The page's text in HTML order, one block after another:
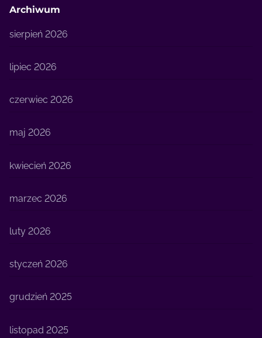
Archiwum
sierpień 2026
lipiec 2026
czerwiec 2026
maj 2026
kwiecień 2026
marzec 2026
luty 2026
styczeń 2026
grudzień 2025
listopad 2025